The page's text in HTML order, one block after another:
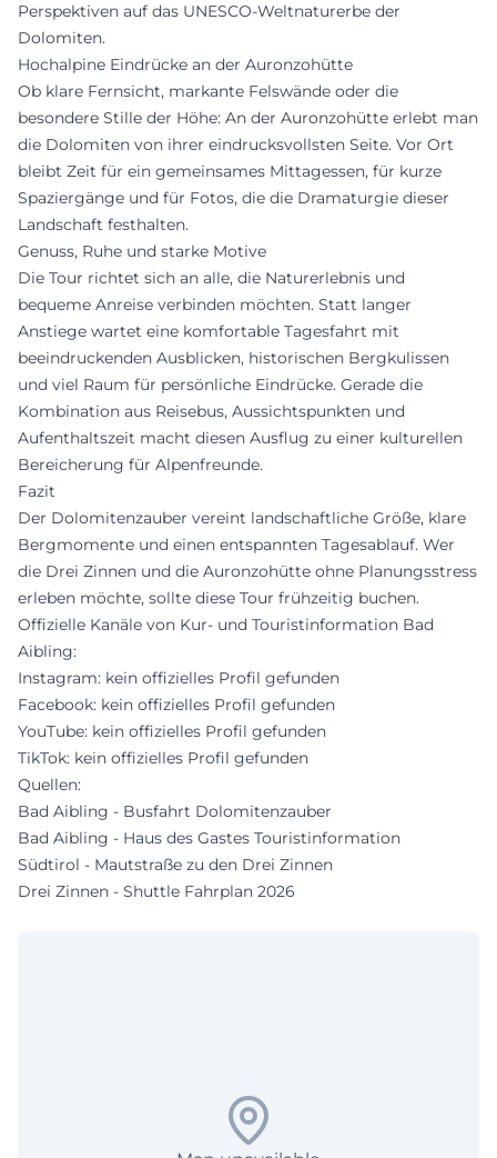
Perspektiven auf das UNESCO-Weltnaturerbe der
Dolomiten.
Hochalpine Eindrücke an der Auronzohütte
Ob klare Fernsicht, markante Felswände oder die
besondere Stille der Höhe: An der Auronzohütte erlebt man
die Dolomiten von ihrer eindrucksvollsten Seite. Vor Ort
bleibt Zeit für ein gemeinsames Mittagessen, für kurze
Spaziergänge und für Fotos, die die Dramaturgie dieser
Landschaft festhalten.
Genuss, Ruhe und starke Motive
Die Tour richtet sich an alle, die Naturerlebnis und
bequeme Anreise verbinden möchten. Statt langer
Anstiege wartet eine komfortable Tagesfahrt mit
beeindruckenden Ausblicken, historischen Bergkulissen
und viel Raum für persönliche Eindrücke. Gerade die
Kombination aus Reisebus, Aussichtspunkten und
Aufenthaltszeit macht diesen Ausflug zu einer kulturellen
Bereicherung für Alpenfreunde.
Fazit
Der Dolomitenzauber vereint landschaftliche Größe, klare
Bergmomente und einen entspannten Tagesablauf. Wer
die Drei Zinnen und die Auronzohütte ohne Planungsstress
erleben möchte, sollte diese Tour frühzeitig buchen.
Offizielle Kanäle von Kur- und Touristinformation Bad
Aibling:
Instagram: kein offizielles Profil gefunden
Facebook: kein offizielles Profil gefunden
YouTube: kein offizielles Profil gefunden
TikTok: kein offizielles Profil gefunden
Quellen:
Bad Aibling - Busfahrt Dolomitenzauber
Bad Aibling - Haus des Gastes Touristinformation
Südtirol - Mautstraße zu den Drei Zinnen
Drei Zinnen - Shuttle Fahrplan 2026